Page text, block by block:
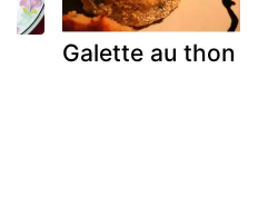
Galette au thon